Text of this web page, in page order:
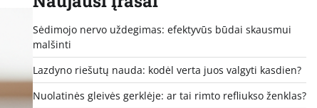
Sėdimojo nervo uždegimas: efektyvūs būdai skausmui
malšinti
Lazdyno riešutų nauda: kodėl verta juos valgyti kasdien?
Nuolatinės gleivės gerklėje: ar tai rimto refliukso ženklas?